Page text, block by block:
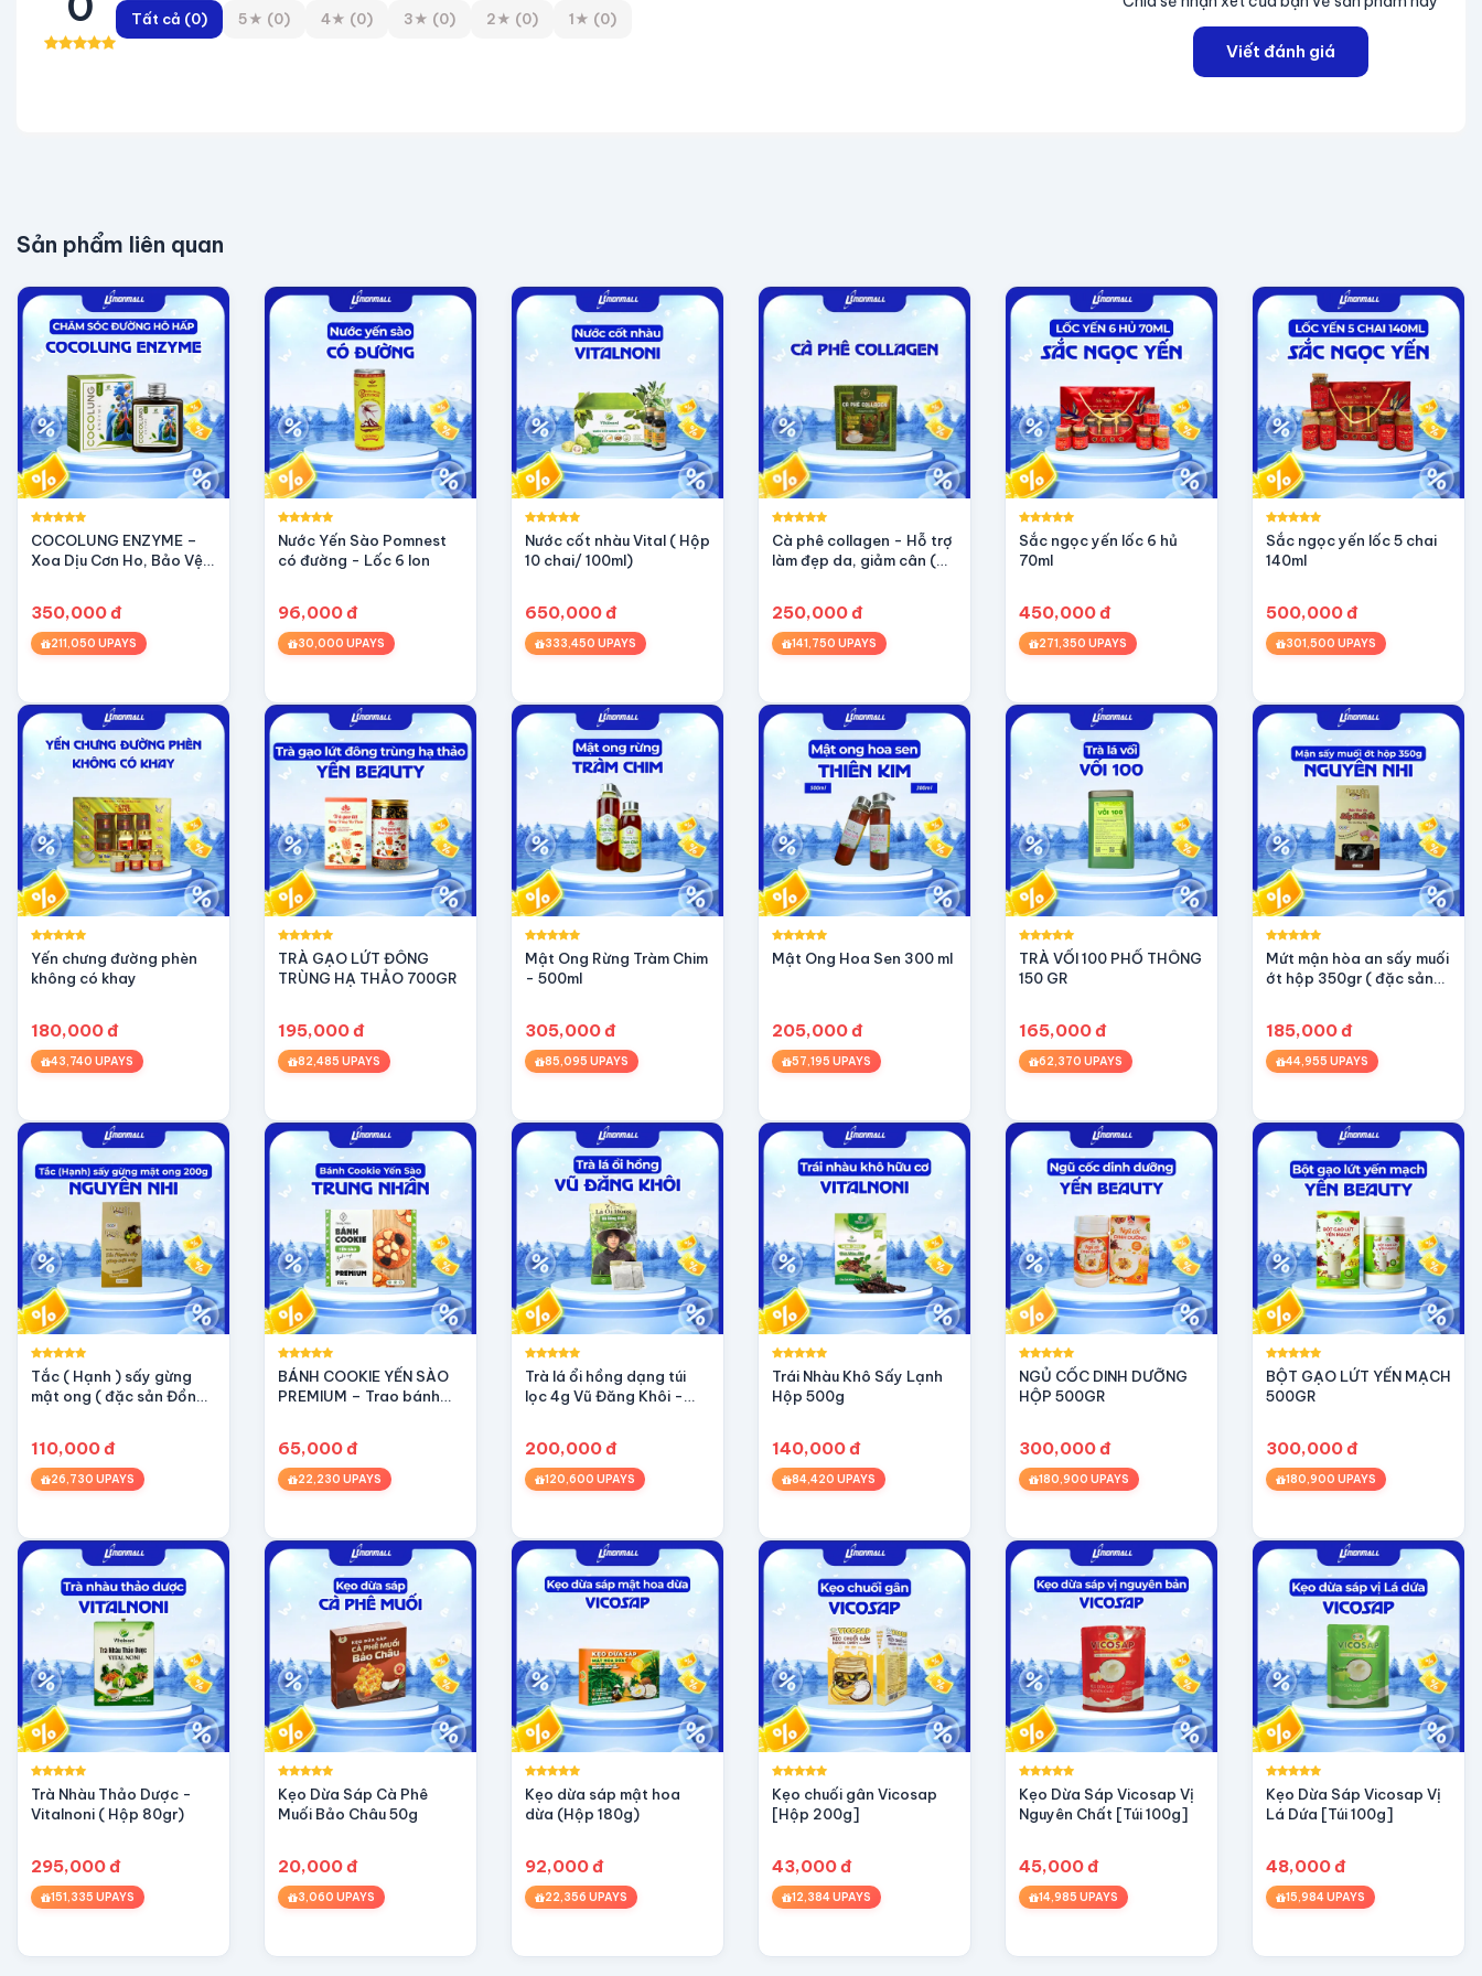
4. Sản phẩm an toàn – nguồn gốc rõ ràng – thương hiệu uy tín
Quy trình bảo quản – cảnh báo rõ ràng Đóng gói an toàn, sạch sẽ
5. Vì sao khách hàng yêu thích Bánh Cookie Đông Trùng Hạ Thảo Premium?
✨ Ngon – Lành – Bổ dưỡng Không chỉ là món ăn vặt, đây là giải pháp tăng cường sức khỏe đơn giản mà hiệu quả.
✨ Thành phần tự nhiên – Ít phụ gia Không phẩm màu, không hương liệu độc hại.
✨ Thích hợp làm quà tặng sức khỏe Bao bì sang trọng, ý nghĩa cho người thân, khách hàng và đối tác.
✨ Thương hiệu Trung Nhân uy tín Chuyên về sản phẩm đông trùng hạ thảo và thực phẩm dinh dưỡng.
Tất cả (0) 5★ (0) 4★ (0) 3★ (0) 2★ (0) 1★ (0)
Viết đánh giá
Sản phẩm liên quan
COCOLUNG ENZYME –
Xoa Dịu Cơn Ho, Bảo Vệ
350,000 đ
211,050 UPAYS
Nước Yến Sào Pomnest
có đường - Lốc 6 lon
96,000 đ
30,000 UPAYS
Nước cốt nhàu Vital ( Hộp
10 chai/ 100ml)
650,000 đ
333,450 UPAYS
Cà phê collagen - Hỗ trợ
làm đẹp da, giảm cân (
250,000 đ
141,750 UPAYS
Sắc ngọc yến lốc 6 hủ
70ml
450,000 đ
271,350 UPAYS
Sắc ngọc yến lốc 5 chai
140ml
500,000 đ
301,500 UPAYS
Yến chưng đường phèn
không có khay
180,000 đ
43,740 UPAYS
TRÀ GẠO LỨT ĐÔNG
TRÙNG HẠ THẢO 700GR
195,000 đ
82,485 UPAYS
Mật Ong Rừng Tràm Chim
- 500ml
305,000 đ
85,095 UPAYS
Mật Ong Hoa Sen 300 ml
205,000 đ
57,195 UPAYS
TRÀ VỐI 100 PHỔ THÔNG
150 GR
165,000 đ
62,370 UPAYS
Mứt mận hòa an sấy muối
ớt hộp 350gr ( đặc sản
185,000 đ
44,955 UPAYS
Tắc ( Hạnh ) sấy gừng
mật ong ( đặc sản Đồng
110,000 đ
26,730 UPAYS
BÁNH COOKIE YẾN SÀO
PREMIUM – Trao bánh
65,000 đ
22,230 UPAYS
Trà lá ổi hồng dạng túi
lọc 4g Vũ Đăng Khôi -
200,000 đ
120,600 UPAYS
Trái Nhàu Khô Sấy Lạnh
Hộp 500g
140,000 đ
84,420 UPAYS
NGỦ CỐC DINH DƯỠNG
HỘP 500GR
300,000 đ
180,900 UPAYS
BỘT GẠO LỨT YẾN MẠCH
500GR
300,000 đ
180,900 UPAYS
Trà Nhàu Thảo Dược -
Vitalnoni ( Hộp 80gr)
295,000 đ
151,335 UPAYS
Kẹo Dừa Sáp Cà Phê
Muối Bảo Châu 50g
20,000 đ
3,060 UPAYS
Kẹo dừa sáp mật hoa
dừa (Hộp 180g)
92,000 đ
22,356 UPAYS
Kẹo chuối gân Vicosap
[Hộp 200g]
43,000 đ
12,384 UPAYS
Kẹo Dừa Sáp Vicosap Vị
Nguyên Chất [Túi 100g]
45,000 đ
14,985 UPAYS
Kẹo Dừa Sáp Vicosap Vị
Lá Dứa [Túi 100g]
48,000 đ
15,984 UPAYS